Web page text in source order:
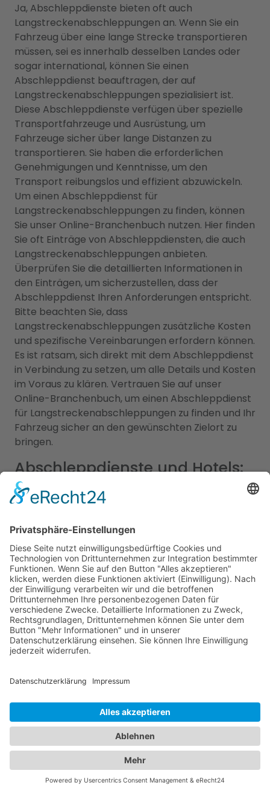
Ja, Abschleppdienste bieten oft auch
Langstreckenabschleppungen an. Wenn Sie ein
Fahrzeug über eine lange Strecke transportieren
müssen, sei es innerhalb desselben Landes oder
sogar international, können Sie einen
Abschleppdienst beauftragen, der auf
Langstreckenabschleppungen spezialisiert ist.
Diese Abschleppdienste verfügen über spezielle
Transportfahrzeuge und Ausrüstung, um
Fahrzeuge sicher über lange Distanzen zu
transportieren. Sie haben die erforderlichen
Genehmigungen und Kenntnisse, um den
Transport reibungslos und effizient abzuwickeln.
Um einen Abschleppdienst für
Langstreckenabschleppungen zu finden, können
Sie unser Online-Branchenbuch nutzen. Hier finden
Sie oft Einträge von Abschleppdiensten, die auch
Langstreckenabschleppungen anbieten.
Überprüfen Sie die detaillierten Informationen in
den Einträgen, um sicherzustellen, dass der
Abschleppdienst Ihren Anforderungen entspricht.
Bitte beachten Sie, dass
Langstreckenabschleppungen zusätzliche Kosten
und spezifische Vereinbarungen erfordern können.
Es ist ratsam, sich direkt mit dem Abschleppdienst
in Verbindung zu setzen, um alle Details und Kosten
im Voraus zu klären. Vertrauen Sie auf unser
Online-Branchenbuch, um einen Abschleppdienst
für Langstreckenabschleppungen zu finden und Ihr
Fahrzeug sicher an den gewünschten Zielort zu
bringen.
Abschleppdienste und Hotels:
Ein umfassendes Angebot für
Ihre Mobilität und Unterkunft
Unser umfangreiches Branchenportal bietet Ihnen
nicht nur alle Informationen rund um zuverlässige
Abschleppdienste, sondern auch eine breite
Auswahl an Hotels für Ihren nächsten Aufenthalt.
Hier finden Sie alles, was Sie benötigen, um sowohl
im Notfall als auch bei der Urlaubsplanung bestens
informiert zu sein. Egal ob Sie einen
Abschleppdienst in Ihrer Nähe suchen oder nach
dem perfektenHotel Wiesenfeldenfür Ihre
Reisevorhaben Ausschau halten - bei uns sind Sie
umfassende Liste von Abschleppdiensten, die
Seite stehen. Erfahren Sie mehr über ihre
Leistungen, Verfügbarkeiten und Kontaktdaten, um
im Ernstfall schnell und zuverlässig Hilfe zu
erhalten. Gleichzeitig bieten wir Ihnen
Informationen zu verschiedenen Hotels in Ihrer
gewünschten Destination. Ob Sie nach einem